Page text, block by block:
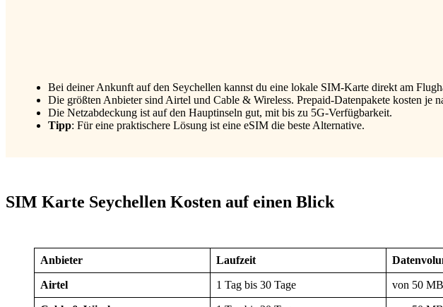
Bei deiner Ankunft auf den Seychellen kannst du eine lokale SIM-Karte direkt am
Die größten Anbieter sind Airtel und Cable & Wireless. Prepaid-Datenpakete kosten je
Die Netzabdeckung ist auf den Hauptinseln gut, mit bis zu 5G-Verfügbarkeit.
Tipp: Für eine praktischere Lösung ist eine eSIM die beste Alternative.
SIM Karte Seychellen Kosten auf einen Blick
Anbieter Laufzeit
Airtel 1 Tag bis 30 Tage von 50